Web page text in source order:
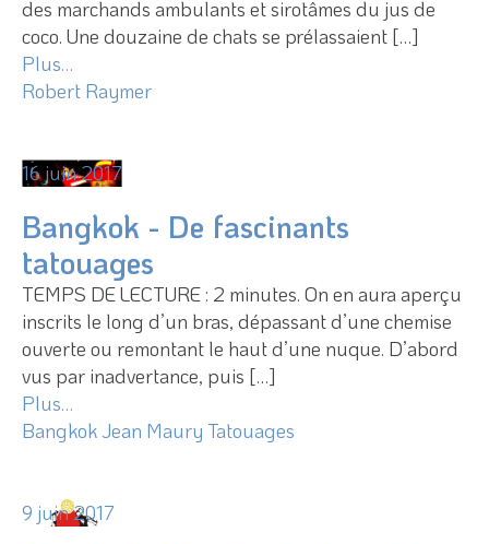
des marchands ambulants et sirotâmes du jus de
coco. Une douzaine de chats se prélassaient […]
Plus…
Robert Raymer
16 juin 2017
Bangkok - De fascinants
tatouages
TEMPS DE LECTURE : 2 minutes. On en aura aperçu
inscrits le long d’un bras, dépassant d’une chemise
ouverte ou remontant le haut d’une nuque. D’abord
vus par inadvertance, puis […]
Plus…
BangkokJean Maury Tatouages
9 juin 2017